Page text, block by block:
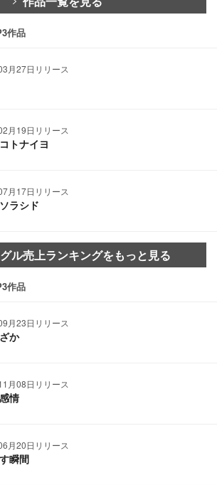
作品
月27日リリース
月19日リリース
トナイヨ
月17日リリース
ラシド
ル売上ランキングをもっと見る
作品
月23日リリース
か
月08日リリース
情
月20日リリース
瞬間